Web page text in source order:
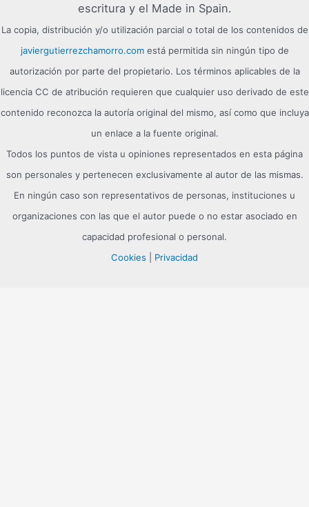
escritura y el Made in Spain.
La copia, distribución y/o utilización parcial o total de los contenidos de
javiergutierrezchamorro.comestá permitida sin ningún tipo de
autorización por parte del propietario. Los términos aplicables de la
licencia CC de atribución requieren que cualquier uso derivado de este
contenido reconozca la autoría original del mismo, así como que incluya
un enlace a la fuente original.
Todos los puntos de vista u opiniones representados en esta página
son personales y pertenecen exclusivamente al autor de las mismas.
En ningún caso son representativos de personas, instituciones u
organizaciones con las que el autor puede o no estar asociado en
capacidad profesional o personal.
Cookies
Privacidad